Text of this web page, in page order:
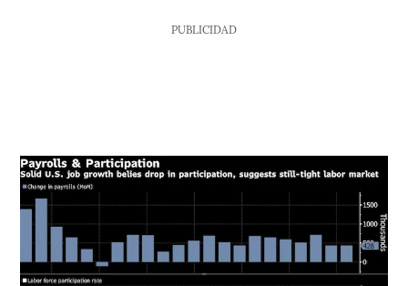
PUBLICIDAD